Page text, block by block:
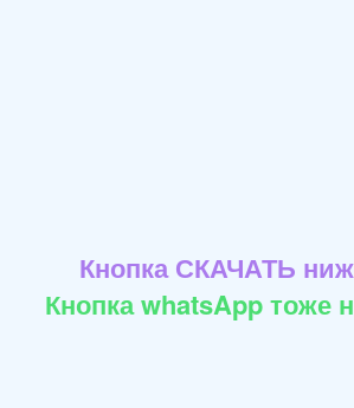
Кнопка СКАЧАТЬ
Кнопка whatsApp тоже